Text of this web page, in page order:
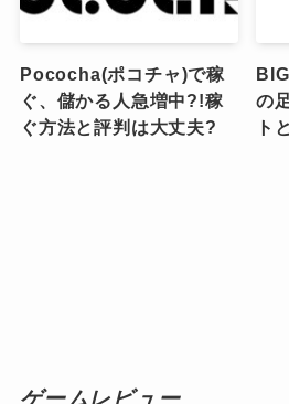
Pococha(ポコチャ)で稼
ぐ、儲かる人急増中?!稼
ぐ方法と評判は大丈夫?
の
ト
ゲームレビュー